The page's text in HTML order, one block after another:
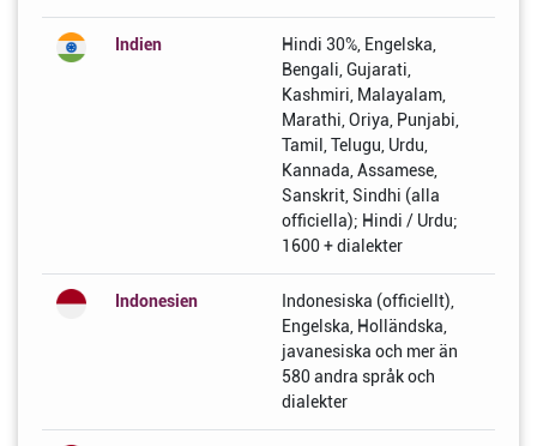
Indien
Hindi 30%, Engelska,
Bengali, Gujarati,
Kashmiri, Malayalam,
Marathi, Oriya, Punjabi,
Tamil, Telugu, Urdu,
Kannada, Assamese,
Sanskrit, Sindhi (alla
officiella); Hindi / Urdu;
1600 + dialekter
Indonesien
Indonesiska (officiellt),
Engelska, Holländska,
javanesiska och mer än
580 andra språk och
dialekter